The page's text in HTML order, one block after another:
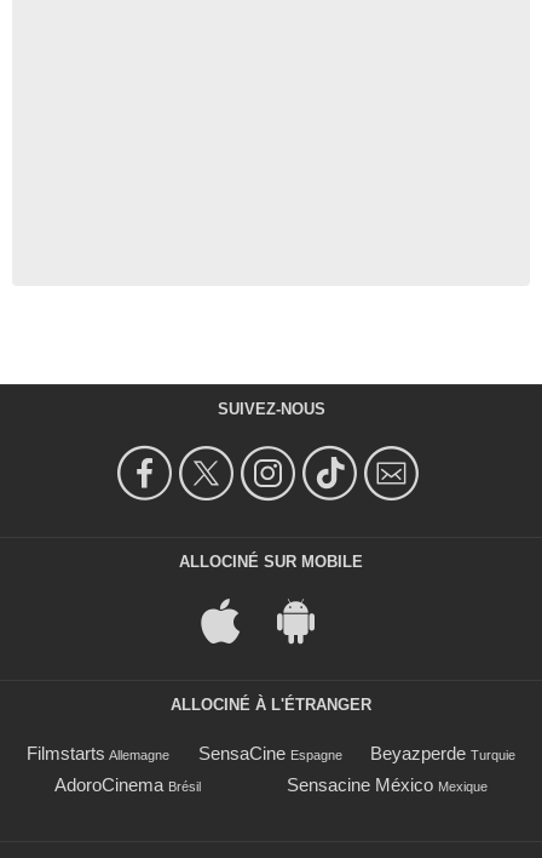
SUIVEZ-NOUS
ALLOCINÉ SUR MOBILE
ALLOCINÉ À L'ÉTRANGER
Filmstarts Allemagne SensaCine Espagne Beyazperde Turquie
AdoroCinema Brésil Sensacine México Mexique